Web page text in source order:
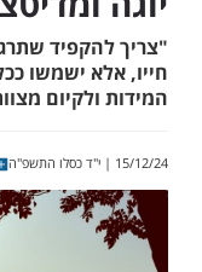
ישמשו ככלים
מצוות